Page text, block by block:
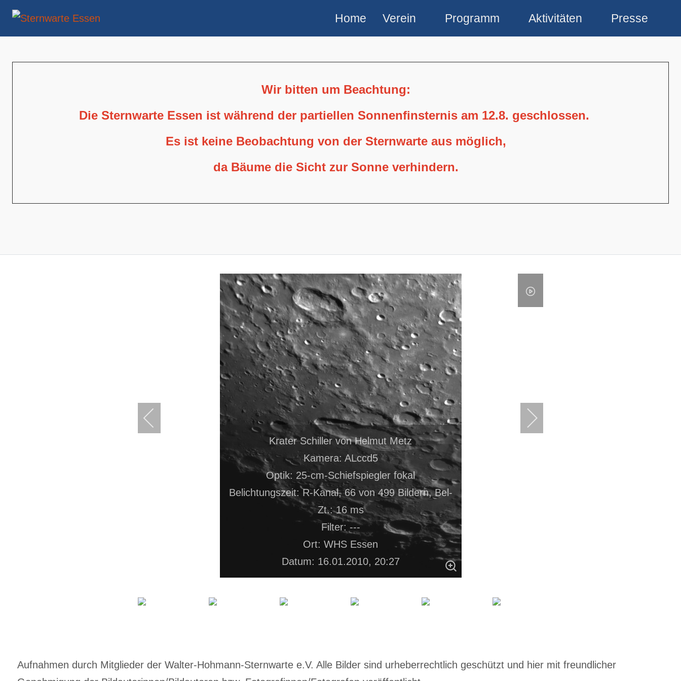
Home Verein Programm Aktivitäten Presse
Wir bitten um Beachtung:
Die Sternwarte Essen ist während der partiellen Sonnenfinsternis am 12.8. geschlossen.
Es ist keine Beobachtung von der Sternwarte aus möglich,
da Bäume die Sicht zur Sonne verhindern.
Krater Schiller von Helmut Metz
Kamera: ALccd5
Optik: 25-cm-Schiefspiegler fokal
Belichtungszeit: R-Kanal, 66 von 499 Bildern, Bel-
Zt.: 16 ms
Filter: ---
Ort: WHS Essen
Datum: 16.01.2010, 20:27
Aufnahmen durch Mitglieder der Walter-Hohmann-Sternwarte e.V. Alle Bilder sind urheberrechtlich geschützt und hier mit freundlicher